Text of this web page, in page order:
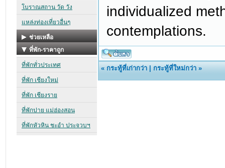
individualized
contemplations.
«กระทู้ที่เก่ากว่า |กระทู้ที่ใหม่กว่า »